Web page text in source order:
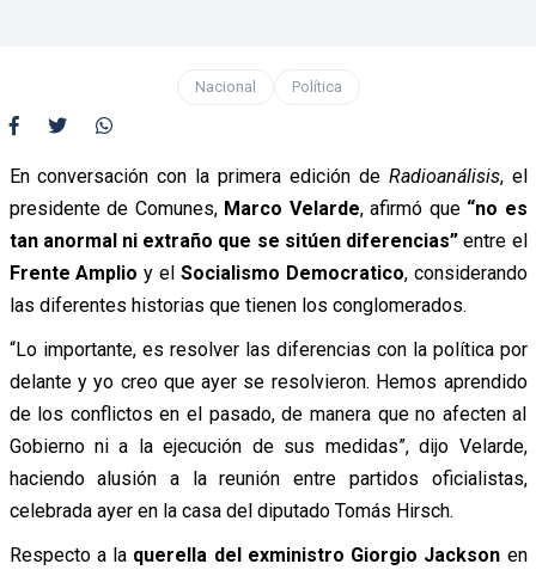
Nacional Política
En conversación con la primera edición de Radioanálisis, el
presidente de Comunes,Marco Velarde, afirmó que “no es
tan anormal ni extraño que se sitúen diferencias” entre el
Frente Amplio y el Socialismo Democratico, considerando
las diferentes historias que tienen los conglomerados.
“Lo importante, es resolver las diferencias con la política por
delante y yo creo que ayer se resolvieron. Hemos aprendido
de los conflictos en el pasado, de manera que no afecten al
Gobierno ni a la ejecución de sus medidas”, dijo Velarde,
haciendo alusión a la reunión entre partidos oficialistas,
celebrada ayer en la casa del diputado Tomás Hirsch.
Respecto a la querella del exministro Giorgio Jackson en